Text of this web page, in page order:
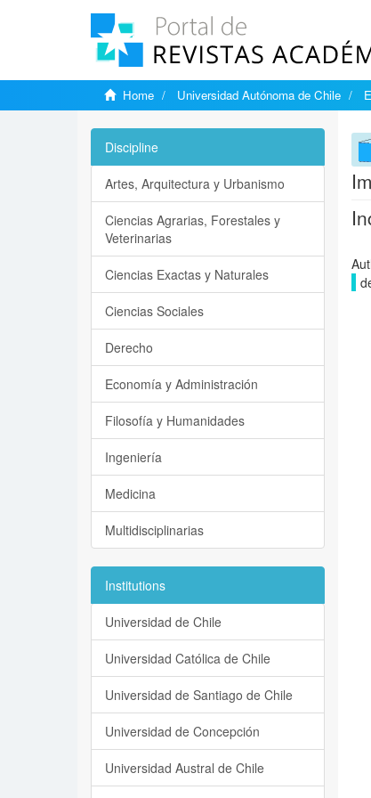
Home Universidad Autónoma de Chile
Discipline
Artes, Arquitectura y Urbanismo
Ciencias Agrarias, Forestales y
Veterinarias
Ciencias Exactas y Naturales
Ciencias Sociales
Derecho
Economía y Administración
Filosofía y Humanidades
Ingeniería
Medicina
Multidisciplinarias
Institutions
Universidad de Chile
Universidad Católica de Chile
Universidad de Santiago de Chile
Universidad de Concepción
Universidad Austral de Chile